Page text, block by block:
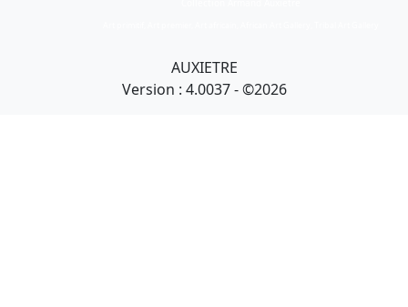
AUXIETRE
Version : 4.0037 - ©2026